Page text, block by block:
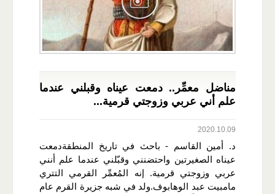
مناضل معمِّر.. دمعت عيناه وقبلني عندما
علم أني عربي وزوجتي قرمية...
2020.10.09
د. أمين القاسم - باحث في تاريخ المنطقةدمعت
عيناه الصغيرتين واحتضنني وقبّلني عندما علم أنني
عربي وزوجتي قرمية. إنه المُعمِّر القرمي التتري
مامبيت عبد الوهابوف.ولد في شبه جزيرة القرم عام